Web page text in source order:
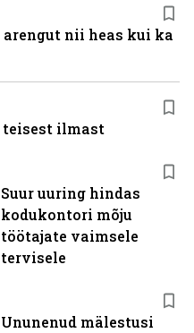
Suur uuring hindas
kodukontori mõju
töötajate vaimsele
tervisele
Ununenud mälestusi
arengut nii heas kui ka
ilmast